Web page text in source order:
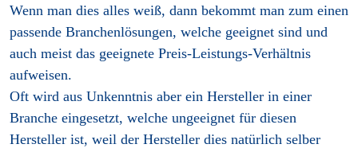
Wenn man dies alles weiß, dann bekommt man zum einen
passende Branchenlösungen, welche geeignet sind und
auch meist das geeignete Preis-Leistungs-Verhältnis
aufweisen.
Oft wird aus Unkenntnis aber ein Hersteller in einer
Branche eingesetzt, welche ungeeignet für diesen
Hersteller ist, weil der Hersteller dies natürlich selber